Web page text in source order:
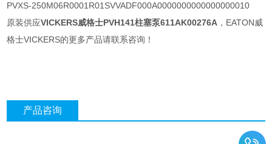
PVXS-250M06R0001R01SVVADF000A0000000000000000010
原装供应VICKERS威格士PVH141柱塞泵611AK00276A ，EATON威
格士VICKERS的更多产品请联系咨询！
产品咨询